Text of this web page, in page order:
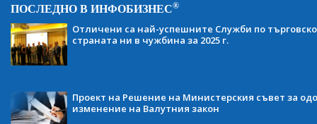
ПОСЛЕДНО В ИНФОБИЗНЕС®
Отличени са най-успешните Служби по
страната ни в чужбина за 2025 г.
Проект на Решение на Министерския съвет за
изменение на Валутния закон